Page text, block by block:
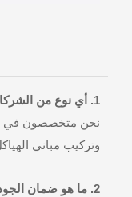
1. أي نوع من الشركات أنت؟
نحن متخصصون في
وتركيب مباني
2. ما هو ضمان